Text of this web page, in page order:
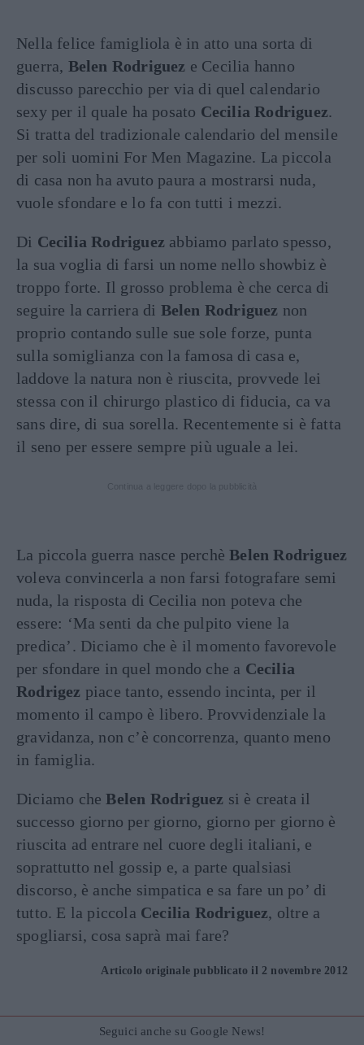
Nella felice famigliola è in atto una sorta di
guerra, Belen Rodriguez e Cecilia hanno
discusso parecchio per via di quel calendario
sexy per il quale ha posato Cecilia Rodriguez.
Si tratta del tradizionale calendario del mensile
per soli uomini For Men Magazine. La piccola
di casa non ha avuto paura a mostrarsi nuda,
vuole sfondare e lo fa con tutti i mezzi.
Di Cecilia Rodriguez abbiamo parlato spesso,
la sua voglia di farsi un nome nello showbiz è
troppo forte. Il grosso problema è che cerca di
seguire la carriera di Belen Rodriguez non
proprio contando sulle sue sole forze, punta
sulla somiglianza con la famosa di casa e,
laddove la natura non è riuscita, provvede lei
stessa con il chirurgo plastico di fiducia, ca va
sans dire, di sua sorella. Recentemente si è fatta
il seno per essere sempre più uguale a lei.
La piccola guerra nasce perchèBelen Rodriguez
voleva convincerla a non farsi fotografare semi
nuda, la risposta di Cecilia non poteva che
essere: ‘Ma senti da che pulpito viene la
predica’. Diciamo che è il momento favorevole
per sfondare in quel mondo che a Cecilia
Rodrigez piace tanto, essendo incinta, per il
momento il campo è libero. Provvidenziale la
gravidanza, non c’è concorrenza, quanto meno
in famiglia.
Diciamo cheBelen Rodriguez si è creata il
successo giorno per giorno, giorno per giorno è
riuscita ad entrare nel cuore degli italiani, e
soprattutto nel gossip e, a parte qualsiasi
discorso, è anche simpatica e sa fare un po’ di
tutto. E la piccola Cecilia Rodriguez, oltre a
spogliarsi, cosa saprà mai fare?
Articolo originale pubblicato il 2 novembre 2012
Seguici anche su Google News!